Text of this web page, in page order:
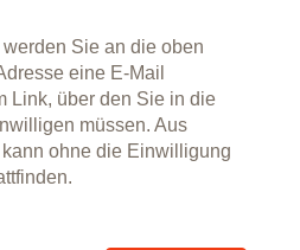
Sie an die oben
eine E-Mail
Link, über den Sie in die
müssen. Aus
ohne die Einwilligung